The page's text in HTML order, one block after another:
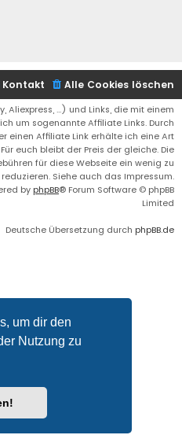
um dir den
Nutzung zu
Alle Cookies löschen
Kontakt
Aliexpress, ...) und Links, die mit einem
um sogenannte Affiliate Links. Durch
einen Affiliate Link erhälte ich eine Art
euch bleibt der Preis der gleiche. Die
für diese Webseite ein wenig zu
reduzieren. Siehe auch das Impressum.
by phpBB® Forum Software © phpBB
Limited
Deutsche Übersetzung durch phpBB.de